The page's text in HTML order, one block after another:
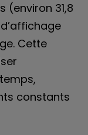
(environ 31,8
Cette
constants